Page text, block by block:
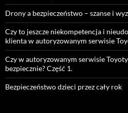
Drony a bezpieczeństwo – szanse i
Czy to jeszcze niekompetencja i
klienta w autoryzowanym serwisie
Czy w autoryzowanym serwisie
bezpiecznie? Część 1.
Bezpieczeństwo dzieci przez cały rok